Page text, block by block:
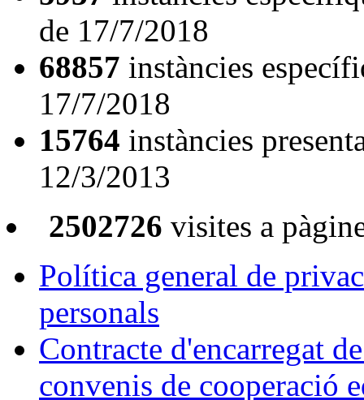
de 17/7/2018
68857 instàncies
17/7/2018
15764 instàncies
12/3/2013
2502726 visites a
Política general de
personals
Contracte d'encarregat
convenis de cooperació